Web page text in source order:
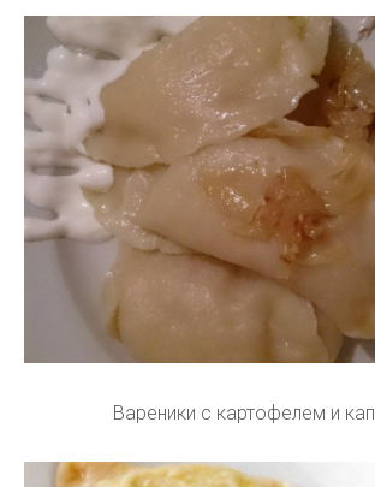
Вареники с картофелем и